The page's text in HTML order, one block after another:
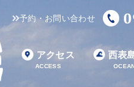
予約・お問い合わせ
アクセス
ACCESS
西表